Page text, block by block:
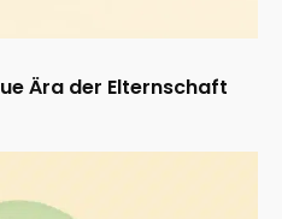
Ära der Elternschaft